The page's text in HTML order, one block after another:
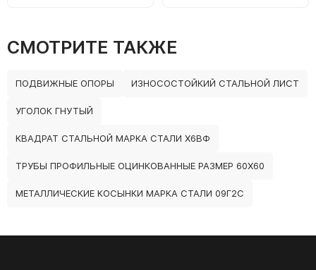
СМОТРИТЕ ТАКЖЕ
ПОДВИЖНЫЕ ОПОРЫ ИЗНОСОСТОЙКИЙ СТАЛЬНОЙ ЛИСТ
УГОЛОК ГНУТЫЙ
КВАДРАТ СТАЛЬНОЙ МАРКА СТАЛИ Х6ВФ
ТРУБЫ ПРОФИЛЬНЫЕ ОЦИНКОВАННЫЕ РАЗМЕР 60Х60
МЕТАЛЛИЧЕСКИЕ КОСЫНКИ МАРКА СТАЛИ 09Г2С